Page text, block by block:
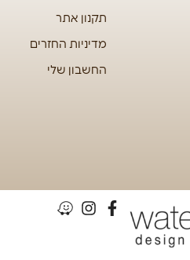
תקנון אתר
מדיניות החזרים
החשבון שלי